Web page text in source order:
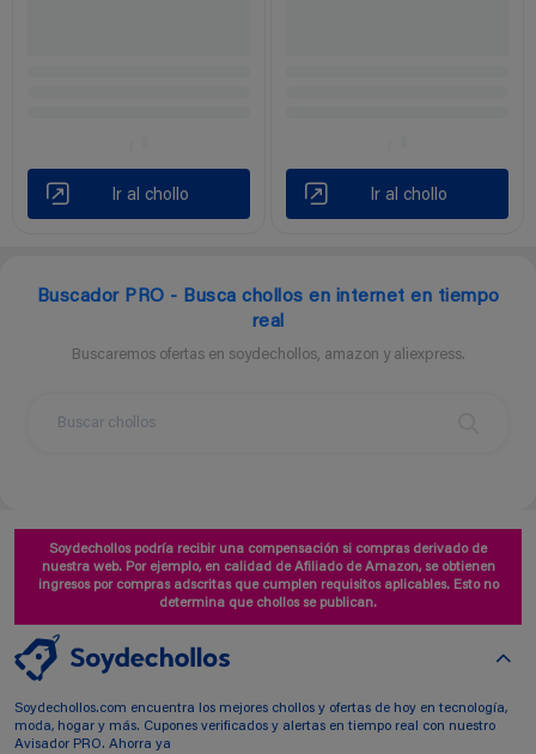
Ir al chollo Ir al chollo
Buscador PRO - Busca chollos en internet en tiempo
real
Buscaremos ofertas en soydechollos, amazon y aliexpress.
Soydechollos podría recibir una compensación si compras derivado de
nuestra web. Por ejemplo, en calidad de Afiliado de Amazon, se obtienen
ingresos por compras adscritas que cumplen requisitos aplicables. Esto no
determina que chollos se publican.
Soydechollos.com encuentra los mejores chollos y ofertas de hoy en tecnología,
moda, hogar y más. Cupones verificados y alertas en tiempo real con nuestro
Avisador PRO. Ahorra ya